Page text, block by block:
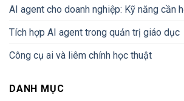
AI agent cho doanh nghiệp: Kỹ năng cần
Tích hợp AI agent trong quản trị giáo dục
Công cụ ai và liêm chính học thuật
DANH MỤC